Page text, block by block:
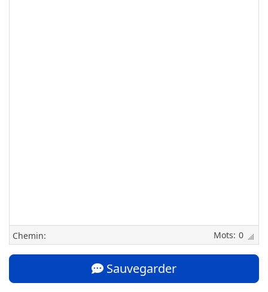
Chemin: 0
Sauvegarder